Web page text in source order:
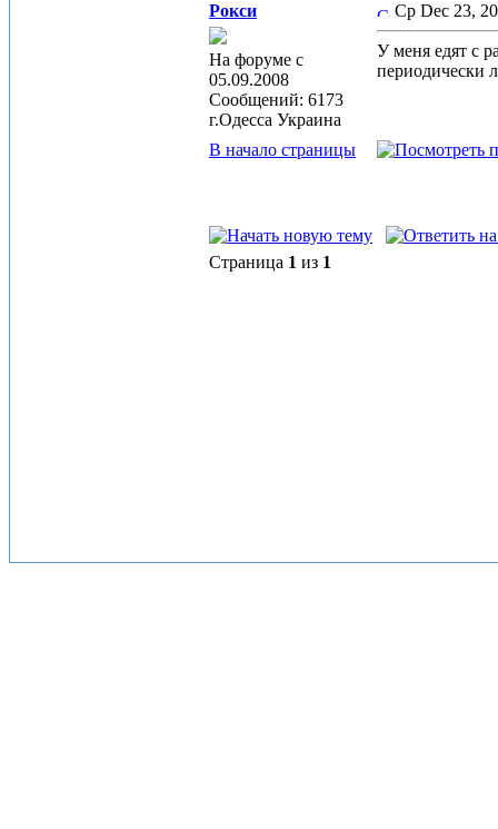
Рокси
На форуме с
05.09.2008
Сообщений: 6173
г.Одесса Украина
Ср Dec 23,
У меня едят с
периодически
В начало страницы
Страница 1 из 1